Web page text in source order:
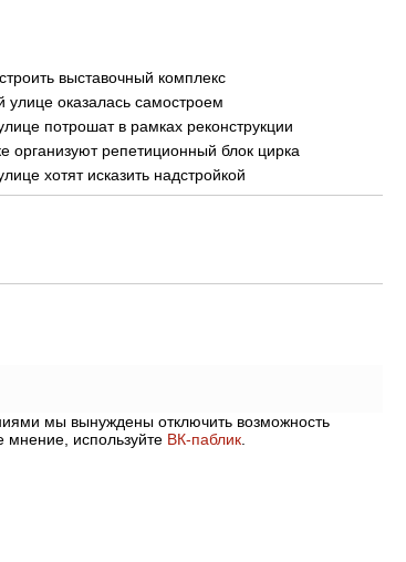
выставочный комплекс
улице оказалась самостроем
потрошат в рамках реконструкции
организуют репетиционный блок цирка
хотят исказить надстройкой
мы вынуждены отключить возможность
мнение, используйте ВК-паблик